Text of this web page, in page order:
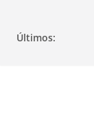
Últimos: